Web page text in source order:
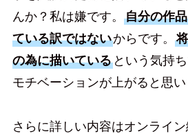
んか？私は嫌です。 自分の作
ている訳ではないからです。
の為に描いているという気持
モチベーションが上がると思い
さらに詳しい内容はオンライ